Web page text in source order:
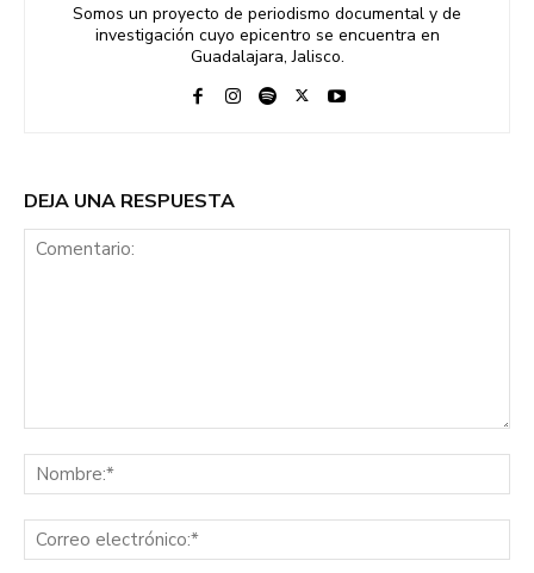
Somos un proyecto de periodismo documental y de
investigación cuyo epicentro se encuentra en
Guadalajara, Jalisco.
DEJA UNA RESPUESTA